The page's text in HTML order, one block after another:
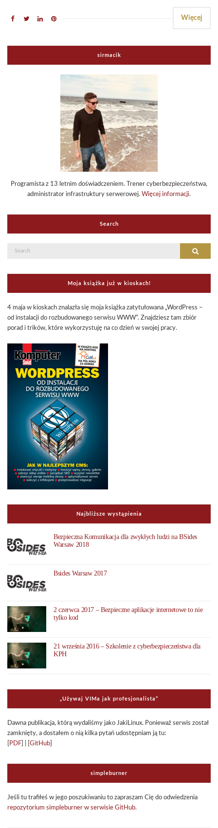
Więcej
sirmacik
Programista z 13 letnim doświadczeniem. Trener cyberbezpieczeństwa,
administrator infrastruktury serwerowej. Więcej informacji.
Search
Search
Moja książka już w kioskach!
4 maja w kioskach znalazła się moja książka zatytułowana „WordPress –
od instalacji do rozbudowanego serwisu WWW”. Znajdziesz tam zbiór
porad i trików, które wykorzystuję na co dzień w swojej pracy.
Najbliższe wystąpienia
Bezpieczna Komunikacja dla zwykłych ludzi na BSides
Warsaw 2018
Bsides Warsaw 2017
2 czerwca 2017 – Bezpieczne aplikacje internetowe to nie
tylko kod
21 września 2016 – Szkolenie z cyberbezpieczeństwa dla
KPH
„Uży­waj VIMa jak pro­fe­sjo­na­li­sta”
Dawna publi­ka­cja, którą wyda­li­śmy jako Jaki­Li­nux. Ponie­waż ser­wis został
zamknięty, a dosta­łem o nią kilka pytań udo­stęp­niam ją tu:
PDF GitHub
sim­ple­bur­ner
Jeśli tu tra­fi­łeś w jego poszu­ki­wa­niu to zapra­szam Cię do odwie­dze­nia
repo­zy­to­rium sim­ple­bur­ner w ser­wi­sie GitHub.